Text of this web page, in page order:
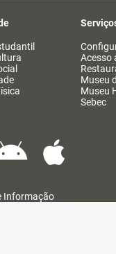
Acesso
Museu
Museu
Sebec
Informação